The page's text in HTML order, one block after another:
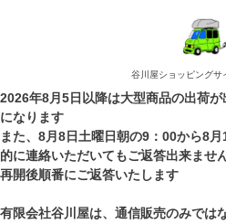
谷川屋ショッピングサ
2026年8月5日以降は大型商品の出荷
になります
また、8月8日土曜日朝の9：00から8
的に連絡いただいてもご返答出来ません
再開後順番にご返答いたします
有限会社谷川屋は、通信販売のみでは